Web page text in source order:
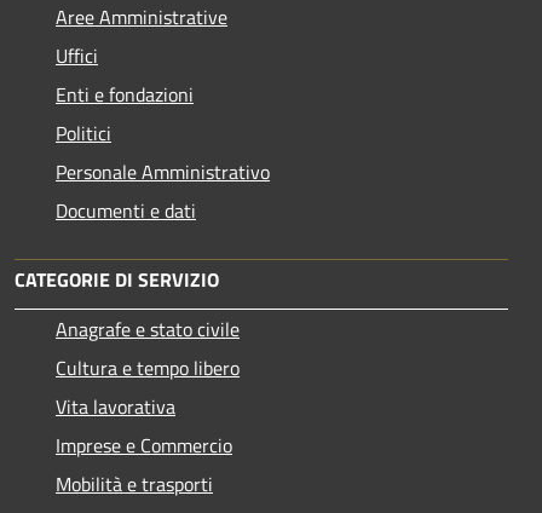
Aree Amministrative
Uffici
Enti e fondazioni
Politici
Personale Amministrativo
Documenti e dati
CATEGORIE DI SERVIZIO
Anagrafe e stato civile
Cultura e tempo libero
Vita lavorativa
Imprese e Commercio
Mobilità e trasporti